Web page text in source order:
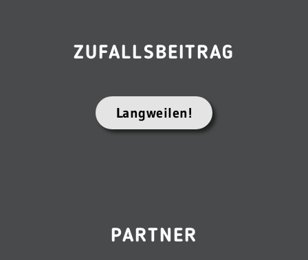
ZUFALLSBEITRAG
Langweilen!
PARTNER